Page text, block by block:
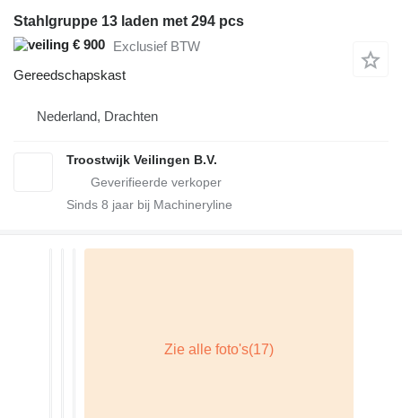
Stahlgruppe 13 laden met 294 pcs
€ 900 Exclusief BTW
Gereedschapskast
Nederland, Drachten
Troostwijk Veilingen B.V.
Sinds 8 jaar bij Machineryline